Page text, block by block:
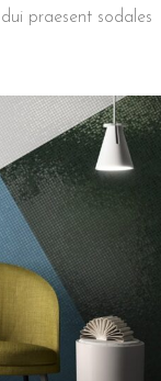
praesent sodales